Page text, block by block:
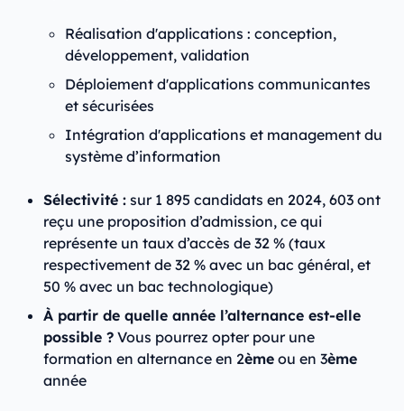
Réalisation d'applications : conception,
développement, validation
Déploiement d'applications communicantes
et sécurisées
Intégration d'applications et management du
système d’information
Sélectivité : sur 1 895 candidats en 2024, 603 ont
reçu une proposition d’admission, ce qui
représente un taux d’accès de 32 % (taux
respectivement de 32 % avec un bac général, et
50 % avec un bac technologique)
À partir de quelle année l’alternance est-elle
possible ? Vous pourrez opter pour une
formation en alternance en 2ème ou en 3ème
année